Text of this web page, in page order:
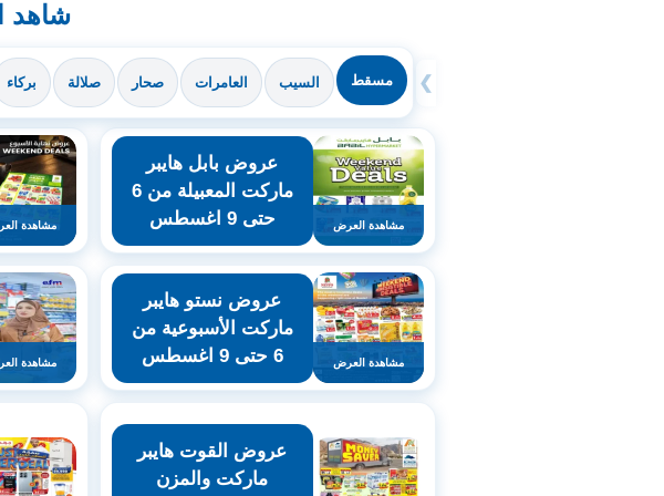
شاهد
مسقط السيب العامرات صحار صلالة بركاء ❯
مشاهدة العرض
عروض بابل هايبر
ماركت المعبيلة من 6
حتى 9 اغسطس
مشاهدة
مشاهدة العرض
عروض نستو هايبر
ماركت الأسبوعية من
6 حتى 9 اغسطس
مشاهدة
عروض القوت هايبر
ماركت والمزن